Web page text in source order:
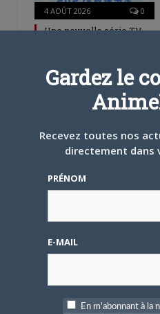
4 AOÛT 2026 0
Une nouvelle série TV
[Entretien] Mokochan : «
Lors des prémices du
originel.»
Gardez le
Recevez toutes nos
directement dans
PRÉNOM
E-MAIL
En m'abonnant à la